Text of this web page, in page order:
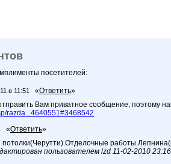
посетителей:
в 11:51 «Ответить»
Вам приватное сообщение, поэтому
razda...4640551#3468542
«Ответить»
пользователем lzd 11-02-2010